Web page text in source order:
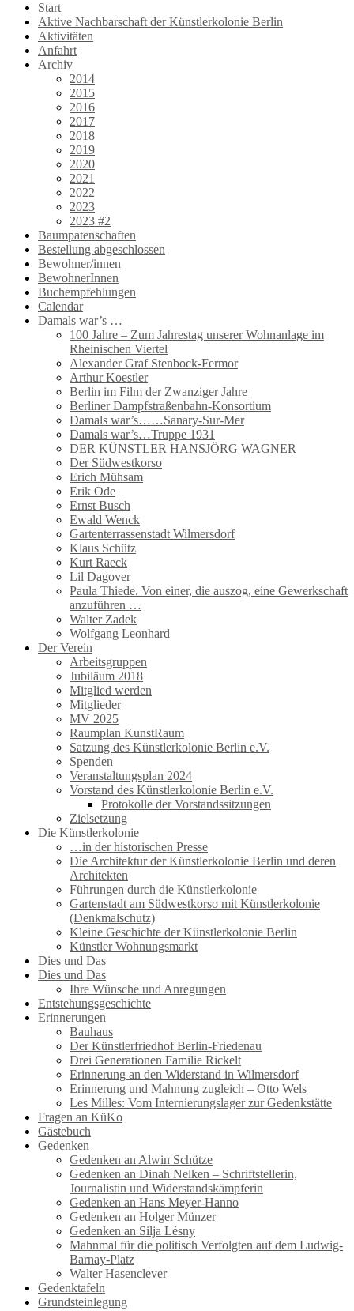
Start
Aktive Nachbarschaft der Künstlerkolonie Berlin
Aktivitäten
Anfahrt
Archiv
2014
2015
2016
2017
2018
2019
2020
2021
2022
2023
2023 #2
Baumpatenschaften
Bestellung abgeschlossen
Bewohner/innen
BewohnerInnen
Buchempfehlungen
Calendar
Damals war’s …
100 Jahre – Zum Jahrestag unserer Wohnanlage im
Rheinischen Viertel
Alexander Graf Stenbock-Fermor
Arthur Koestler
Berlin im Film der Zwanziger Jahre
Berliner Dampfstraßenbahn-Konsortium
Damals war’s……Sanary-Sur-Mer
Damals war’s…Truppe 1931
DER KÜNSTLER HANSJÖRG WAGNER
Der Südwestkorso
Erich Mühsam
Erik Ode
Ernst Busch
Ewald Wenck
Gartenterrassenstadt Wilmersdorf
Klaus Schütz
Kurt Raeck
Lil Dagover
Paula Thiede. Von einer, die auszog, eine Gewerkschaft
anzuführen …
Walter Zadek
Wolfgang Leonhard
Der Verein
Arbeitsgruppen
Jubiläum 2018
Mitglied werden
Mitglieder
MV 2025
Raumplan KunstRaum
Satzung des Künstlerkolonie Berlin e.V.
Spenden
Veranstaltungsplan 2024
Vorstand des Künstlerkolonie Berlin e.V.
Protokolle der Vorstandssitzungen
Zielsetzung
Die Künstlerkolonie
…in der historischen Presse
Die Architektur der Künstlerkolonie Berlin und deren
Architekten
Führungen durch die Künstlerkolonie
Gartenstadt am Südwestkorso mit Künstlerkolonie
(Denkmalschutz)
Kleine Geschichte der Künstlerkolonie Berlin
Künstler Wohnungsmarkt
Dies und Das
Dies und Das
Ihre Wünsche und Anregungen
Entstehungsgeschichte
Erinnerungen
Bauhaus
Der Künstlerfriedhof Berlin-Friedenau
Drei Generationen Familie Rickelt
Erinnerung an den Widerstand in Wilmersdorf
Erinnerung und Mahnung zugleich – Otto Wels
Les Milles: Vom Internierungslager zur Gedenkstätte
Fragen an KüKo
Gästebuch
Gedenken
Gedenken an Alwin Schütze
Gedenken an Dinah Nelken – Schriftstellerin,
Journalistin und Widerstandskämpferin
Gedenken an Hans Meyer-Hanno
Gedenken an Holger Münzer
Gedenken an Silja Lésny
Mahnmal für die politisch Verfolgten auf dem Ludwig-
Barnay-Platz
Walter Hasenclever
Gedenktafeln
Grundsteinlegung